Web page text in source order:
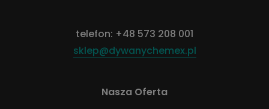
telefon: +48 573 208 001
sklep@dywanychemex.pl
Nasza Oferta